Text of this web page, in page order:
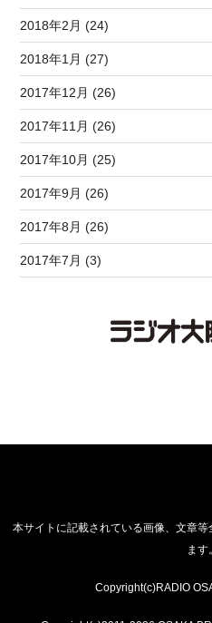
2018年2月 (24)
2018年1月 (27)
2017年12月 (26)
2017年11月 (26)
2017年10月 (25)
2017年9月 (26)
2017年8月 (26)
2017年7月 (3)
本サイトに記載されている画像、文章
ます。
Copyright(c)RADIO